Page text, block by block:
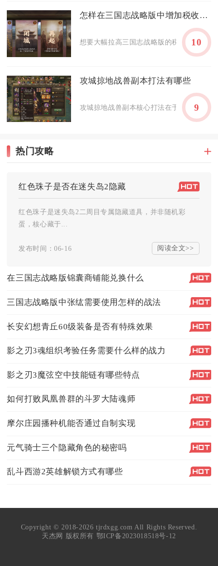
怎样在三国志战略版中增加税收收入
想要大幅拉高三国志战略版的税收铜币收
10
攻城掠地战兽副本打法有哪些
攻城掠地战兽副本核心打法在于武将克制
9
热门攻略
红色珠子是否在迷失岛2隐藏
红色珠子是迷失岛2二周目专属隐藏道具，并非随机彩
蛋，核心藏于...
发布时间：06-16 阅读全文>>
在三国志战略版锦囊商铺能兑换什么
三国志战略版中张纮需要使用怎样的战法
长安幻想青丘60级装备是否有特殊效果
影之刃3魂组织考验任务需要什么样的战力
影之刃3魔弦空中技能链有哪些特点
如何打败凤凰兽群的斗罗大陆魂师
摩尔庄园播种机能否通过自制实现
元气骑士三个隐藏角色的秘密吗
乱斗西游2英雄解锁方式有哪些
Copyright © 2018-2026 tjrdxgg.com All Rights Reserved.
天杰网 版权所有 鄂ICP备2023018518号-12